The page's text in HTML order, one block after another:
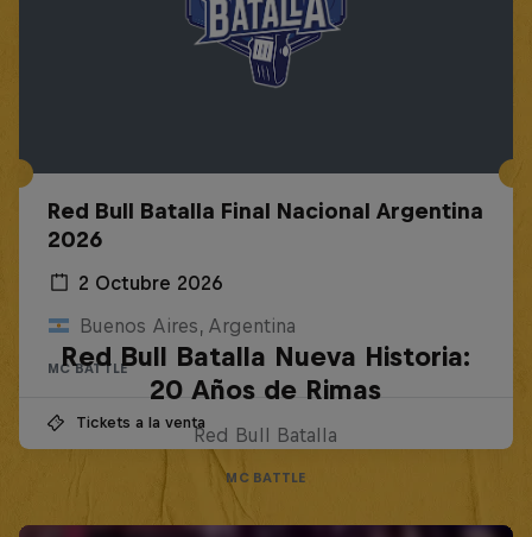
Red Bull Batalla Final Nacional Argentina
2026
2 Octubre 2026
Buenos Aires, Argentina
MC BATTLE
Tickets a la venta
Red Bull Batalla Nueva Historia:
20 Años de Rimas
Red Bull Batalla
MC BATTLE